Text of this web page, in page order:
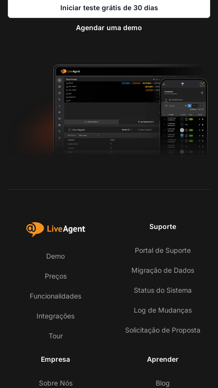
Iniciar teste grátis de 30 dias
Agendar uma demo
Demo
Preços
Funcionalidades
Integrações
Tour
Suporte
Portal de Suporte
Migração de Dados
Status do Sistema
Log de Mudanças
Solicitação de Proposta
Empresa
Sobre Nós
Aprender
Blog